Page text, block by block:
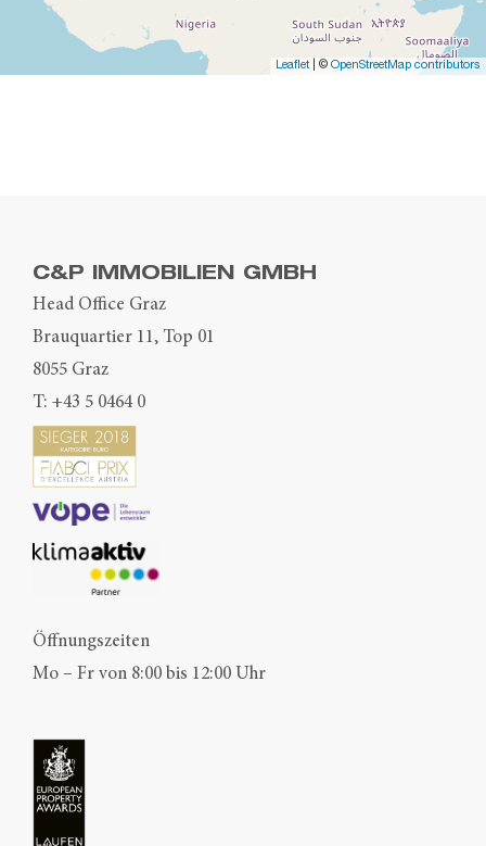
Leaflet| © OpenStreetMap contributors
C&P IMMOBILIEN GMBH
Head Office Graz
Brauquartier 11, Top 01
8055 Graz
T: +43 5 0464 0
Öffnungszeiten
Mo – Fr von 8:00 bis 12:00 Uhr